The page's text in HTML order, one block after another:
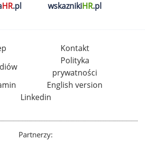
HR.pl wskaznikiHR.pl
Kontakt
Polityka
prywatności
English version
Linkedin
Partnerzy: